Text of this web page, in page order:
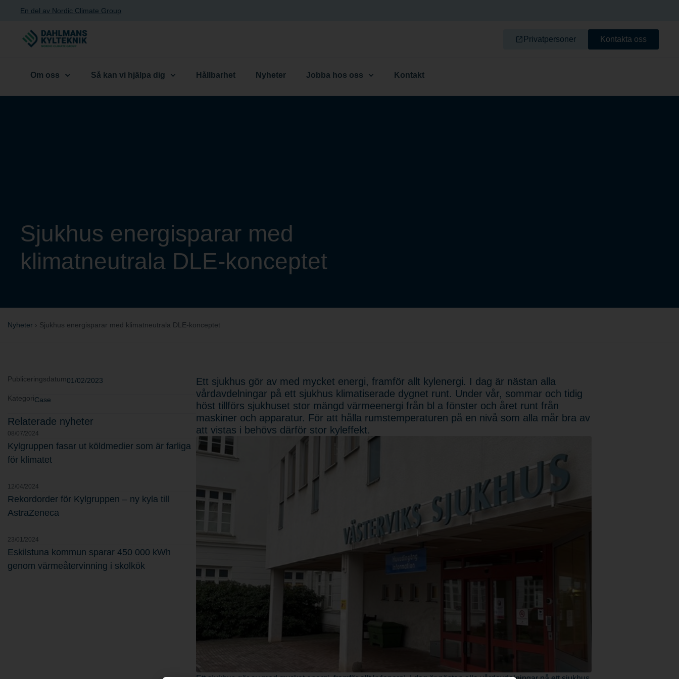
En del av Nordic Climate Group
Privatpersoner Kontakta oss
Om oss Så kan vi hjälpa dig Hållbarhet Nyheter Jobba hos oss Kontakt
Sjukhus energisparar med
klimatneutrala DLE-konceptet
Nyheter › Sjukhus energisparar med klimatneutrala DLE-konceptet
Publiceringsdatum01/02/2023
KategoriCase
Relaterade nyheter
08/07/2024
Kylgruppen fasar ut köldmedier som är farliga
för klimatet
12/04/2024
Rekordorder för Kylgruppen – ny kyla till
AstraZeneca
23/01/2024
Eskilstuna kommun sparar 450 000 kWh
genom värmeåtervinning i skolkök
Ett sjukhus gör av med mycket energi, framför allt kylenergi. I dag är nästan alla
vårdavdelningar på ett sjukhus klimatiserade dygnet runt. Under vår, sommar och tidig
höst tillförs sjukhuset stor mängd värmeenergi från bl a fönster och året runt från
maskiner och apparatur. För att hålla rumstemperaturen på en nivå som alla mår bra av
att vistas i behövs därför stor kyleffekt.